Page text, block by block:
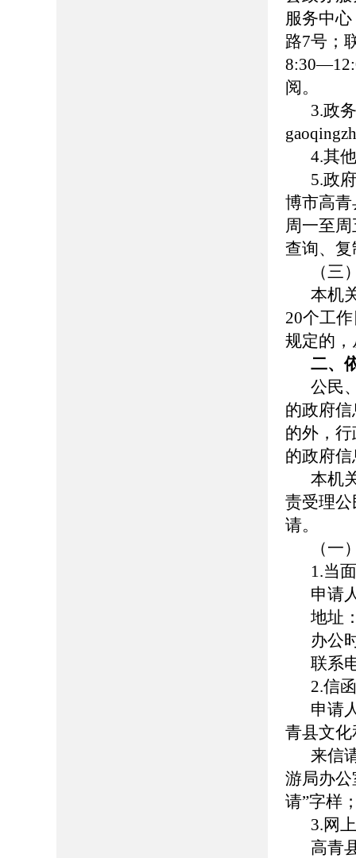
服务中
路7号；
阅。
3.政
4.其
5.政
博市高
周一至
查询、
（三
本机
20个工
规定的
二、
公民
的政府
的外，
的政府
本机
责受理
请。
（一
1.当
申请
地址
办公
联系
2.信
申请
青县文
来信
游局办
请”字样
3.网
高青